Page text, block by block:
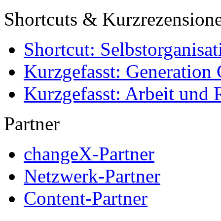
Shortcuts &
Shortcut:
Kurzgefasst: Generation
Kurzgefasst: Arbeit und
Partner
changeX-Partner
Netzwerk-Partner
Content-Partner